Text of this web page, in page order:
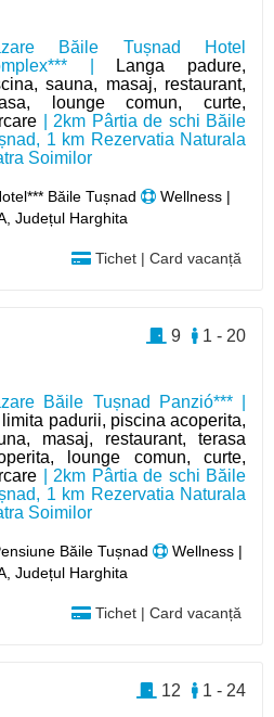
Băile Tușnad Hotel
|
Langa padure,
sauna, masaj, restaurant,
lounge comun, curte,
| 2km Pârtia de schi Băile
1 km Rezervatia Naturala
Soimilor
Băile Tușnad
Wellness |
Județul Harghita
Tichet | Card vacanță
Băile Tușnad Panzió*** |
limita padurii, piscina acoperita,
masaj, restaurant, terasa
lounge comun, curte,
| 2km Pârtia de schi Băile
1 km Rezervatia Naturala
Soimilor
Băile Tușnad
Wellness |
Județul Harghita
Tichet | Card vacanță
1 - 20
9
1 - 24
12